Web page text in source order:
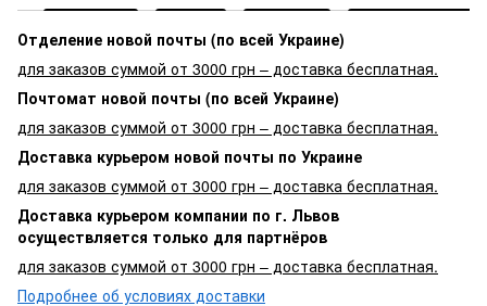
Отделение новой почты (по всей Украине)
для заказов суммой от 3000 грн – доставка бесплатная.
Почтомат новой почты (по всей Украине)
для заказов суммой от 3000 грн – доставка бесплатная.
Доставка курьером новой почты по Украине
для заказов суммой от 3000 грн – доставка бесплатная.
Доставка курьером компании по г. Львов
осуществляется только для партнёров
для заказов суммой от 3000 грн – доставка бесплатная.
Подробнее об условиях доставки